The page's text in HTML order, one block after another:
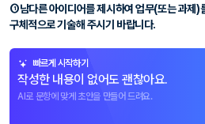
①남다른 아이디어를 제시하여 업무(또는 과제)
구체적으로 기술해 주시기 바랍니다.
빠르게 시작하기
작성한 내용이 없어도 괜찮아요.
AI로 문항에 맞게 초안을 만들어 드려요.